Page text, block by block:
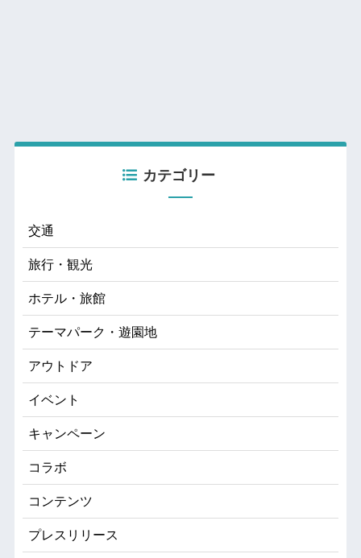
カテゴリー
交通
旅行・観光
ホテル・旅館
テーマパーク・遊園地
アウトドア
イベント
キャンペーン
コラボ
コンテンツ
プレスリリース